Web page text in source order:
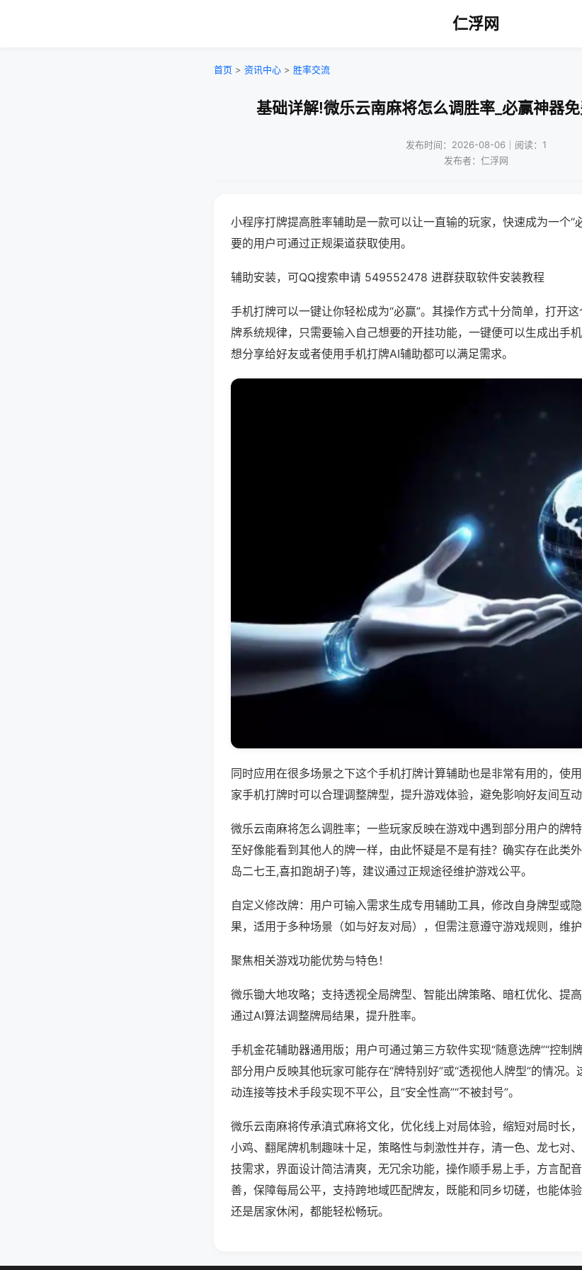
仁浮网
首页 > 资讯中心 > 胜率交流
基础详解!微乐云南麻将怎么调胜率_必赢神器
发布时间：2026-08-06｜阅读：1
发布者：仁浮网
小程序打牌提高胜率辅助是一款可以让一直输的玩家，快速成为一个“
要的用户可通过正规渠道获取使用。
辅助安装，可QQ搜索申请 549552478 进群获取软件安装教程
手机打牌可以一键让你轻松成为“必赢”。其操作方式十分简单，打开
牌系统规律，只需要输入自己想要的开挂功能，一键便可以生成出手
想分享给好友或者使用手机打牌AI辅助都可以满足需求。
同时应用在很多场景之下这个手机打牌计算辅助也是非常有用的，使
家手机打牌时可以合理调整牌型，提升游戏体验，避免影响好友间互动
微乐云南麻将怎么调胜率；一些玩家反映在游戏中遇到部分用户的牌
至好像能看到其他人的牌一样，由此怀疑是不是有挂？确实存在此类
岛二七王,喜扣跑胡子)等，建议通过正规途径维护游戏公平。
自定义修改牌：用户可输入需求生成专用辅助工具，修改自身牌型或
果，适用于多种场景（如与好友对局），但需注意遵守游戏规则，维护
聚焦相关游戏功能优势与特色！
微乐锄大地攻略；支持透视全局牌型、智能出牌策略、暗杠优化、提
通过AI算法调整牌局结果，提升胜率。
手机金花辅助器通用版；用户可通过第三方软件实现“随意选牌”“控制牌
部分用户反映其他玩家可能存在“牌特别好”或“透视他人牌型”的情况
动连接等技术手段实现不平公，且“安全性高”“不被封号”。
微乐云南麻将传承滇式麻将文化，优化线上对局体验，缩短对局时长
小鸡、翻尾牌机制趣味十足，策略性与刺激性并存，清一色、龙七对
技需求，界面设计简洁清爽，无冗余功能，操作顺手易上手，方言配
善，保障每局公平，支持跨地域匹配牌友，既能和同乡切磋，也能体
还是居家休闲，都能轻松畅玩。